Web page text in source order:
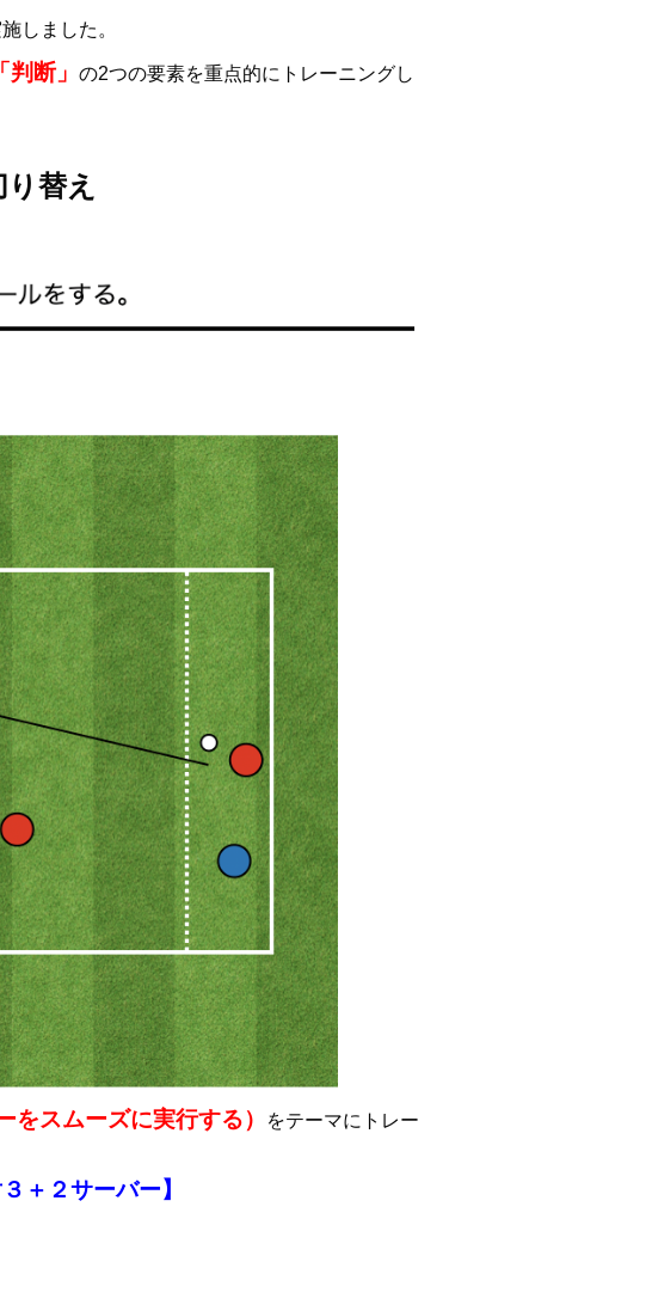
しました。
「判断」 の2つの要素を重点的にトレーニングし
替え
をスムーズに実行する）
をテーマにトレー
＋２サーバー】